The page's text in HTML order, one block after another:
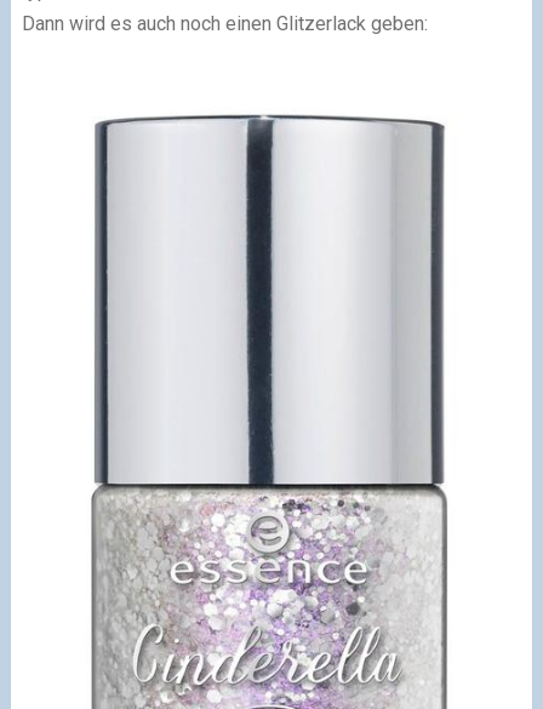
Dann wird es auch noch einen Glitzerlack geben: